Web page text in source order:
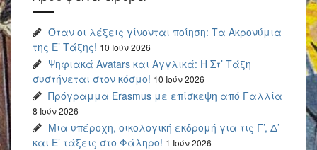
Όταν οι λέξεις γίνονται ποίηση: Τα Ακρονύμια
της Ε’ Τάξης! 10 Ιούν 2026
Ψηφιακά Avatars και Αγγλικά: Η Στ’ Τάξη
συστήνεται στον κόσμο! 10 Ιούν 2026
Πρόγραμμα Erasmus με επίσκεψη από Γαλλία
8 Ιούν 2026
Μια υπέροχη, οικολογική εκδρομή για τις Γ’, Δ’
και Ε’ τάξεις στο Φάληρο! 1 Ιούν 2026